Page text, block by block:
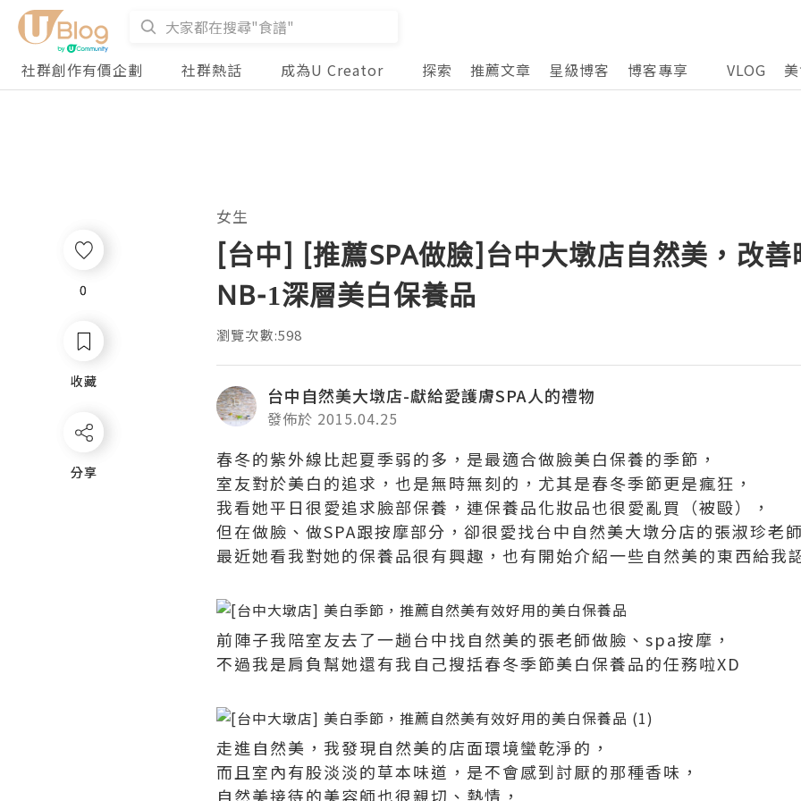
社群創作有價企劃
社群熱話 成為U Creator 探索 推薦文章 星級博客 博客專享 VLOG
0
收藏
分享
女生
[台中] [推薦SPA做臉]台中大墩店自然美，改善
NB-1深層美白保養品
瀏覽次數:598
台中自然美大墩店-獻給愛護膚SPA人的禮物
發佈於 2015.04.25
春冬的紫外線比起夏季弱的多，是最適合做臉美白保養的季節，
室友對於美白的追求，也是無時無刻的，尤其是春冬季節更是瘋狂，
我看她平日很愛追求臉部保養，連保養品化妝品也很愛亂買（被毆），
但在做臉、做SPA跟按摩部分，卻很愛找台中自然美大墩分店的張淑珍老師
最近她看我對她的保養品很有興趣，也有開始介紹一些自然美的東西給我
前陣子我陪室友去了一趟台中找自然美的張老師做臉、spa按摩，
不過我是肩負幫她還有我自己搜括春冬季節美白保養品的任務啦XD
走進自然美，我發現自然美的店面環境蠻乾淨的，
而且室內有股淡淡的草本味道，是不會感到討厭的那種香味，
自然美接待的美容師也很親切、熱情，
0
收藏
分享